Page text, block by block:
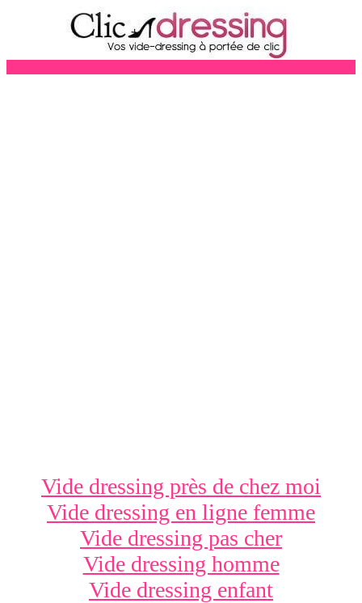
Vide dressing près de chez moi
Vide dressing en ligne femme
Vide dressing pas cher
Vide dressing homme
Vide dressing enfant